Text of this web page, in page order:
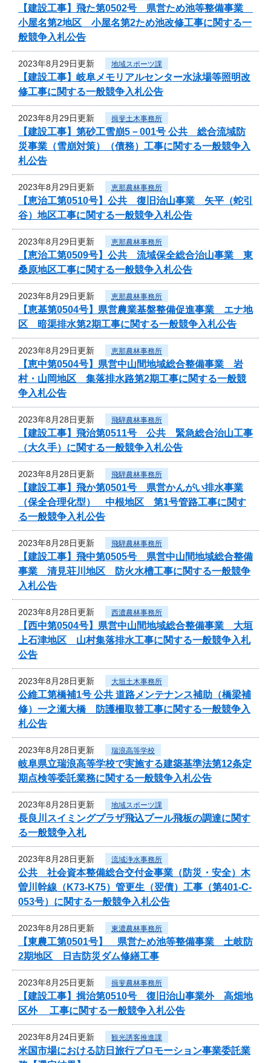
【建設工事】飛た第0502号 県営ため池等整備事業
小屋名第2地区 小屋名第2ため池改修工事に関する一
般競争入札公告
2023年8月29日更新 地域スポーツ課
【建設工事】岐阜メモリアルセンター水泳場等照明改
修工事に関する一般競争入札公告
2023年8月29日更新 揖斐土木事務所
【建設工事】第砂工雪崩5－001号 公共 総合流域防
災事業（雪崩対策）（債務）工事に関する一般競争入
札公告
2023年8月29日更新 恵那農林事務所
【恵治工第0510号】公共 復旧治山事業 矢平（蛇引
谷）地区工事に関する一般競争入札公告
2023年8月29日更新 恵那農林事務所
【恵治工第0509号】公共 流域保全総合治山事業 東
桑原地区工事に関する一般競争入札公告
2023年8月29日更新 恵那農林事務所
【恵基第0504号】県営農業基盤整備促進事業 エナ地
区 暗渠排水第2期工事に関する一般競争入札公告
2023年8月29日更新 恵那農林事務所
【恵中第0504号】県営中山間地域総合整備事業 岩
村・山岡地区 集落排水路第2期工事に関する一般競
争入札公告
2023年8月28日更新 飛騨農林事務所
【建設工事】飛治第0511号 公共 緊急総合治山工事
（大久手）に関する一般競争入札公告
2023年8月28日更新 飛騨農林事務所
【建設工事】飛か第0501号 県営かんがい排水事業
（保全合理化型） 中根地区 第1号管路工事に関す
る一般競争入札公告
2023年8月28日更新 飛騨農林事務所
【建設工事】飛中第0505号 県営中山間地域総合整備
事業 清見荘川地区 防火水槽工事に関する一般競争
入札公告
2023年8月28日更新 西濃農林事務所
【西中第0504号】県営中山間地域総合整備事業 大垣
上石津地区 山村集落排水工事に関する一般競争入札
公告
2023年8月28日更新 大垣土木事務所
公維工第橋補1号 公共 道路メンテナンス補助（橋梁補
修）一之瀬大橋 防護柵取替工事に関する一般競争入
札公告
2023年8月28日更新 瑞浪高等学校
岐阜県立瑞浪高等学校で実施する建築基準法第12条定
期点検等委託業務に関する一般競争入札公告
2023年8月28日更新 地域スポーツ課
長良川スイミングプラザ飛込プール飛板の調達に関す
る一般競争入札
2023年8月28日更新 流域浄水事務所
公共 社会資本整備総合交付金事業（防災・安全）木
曽川幹線（K73-K75）管更生（翌債）工事（第401-C-
053号）に関する一般競争入札公告
2023年8月28日更新 東濃農林事務所
【東農工第0501号】 県営ため池等整備事業 土岐防
2期地区 日吉防災ダム修繕工事
2023年8月25日更新 揖斐農林事務所
【建設工事】揖治第0510号 復旧治山事業外 高畑地
区外 工事に関する一般競争入札公告
2023年8月24日更新 観光誘客推進課
米国市場における訪日旅行プロモーション事業委託業